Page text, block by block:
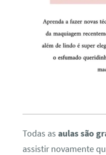
Todas as aulas são
assistir novamente